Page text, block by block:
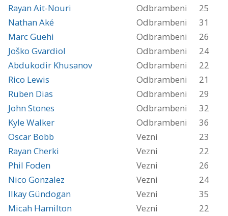
Rayan Ait-Nouri
Odbrambeni
25
Nathan Aké
Odbrambeni
31
Marc Guehi
Odbrambeni
26
Joško Gvardiol
Odbrambeni
24
Abdukodir Khusanov
Odbrambeni
22
Rico Lewis
Odbrambeni
21
Ruben Dias
Odbrambeni
29
John Stones
Odbrambeni
32
Kyle Walker
Odbrambeni
36
Oscar Bobb
Vezni
23
Rayan Cherki
Vezni
22
Phil Foden
Vezni
26
Nico Gonzalez
Vezni
24
Ilkay Gündogan
Vezni
35
Micah Hamilton
Vezni
22